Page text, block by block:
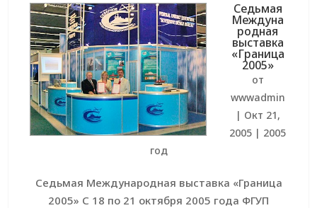
Седьмая
Междуна
родная
выставка
«Граница
2005»
от
wwwadmin
| Окт 21,
2005 | 2005
год
Седьмая Международная выставка «Граница
2005» С 18 по 21 октября 2005 года ФГУП